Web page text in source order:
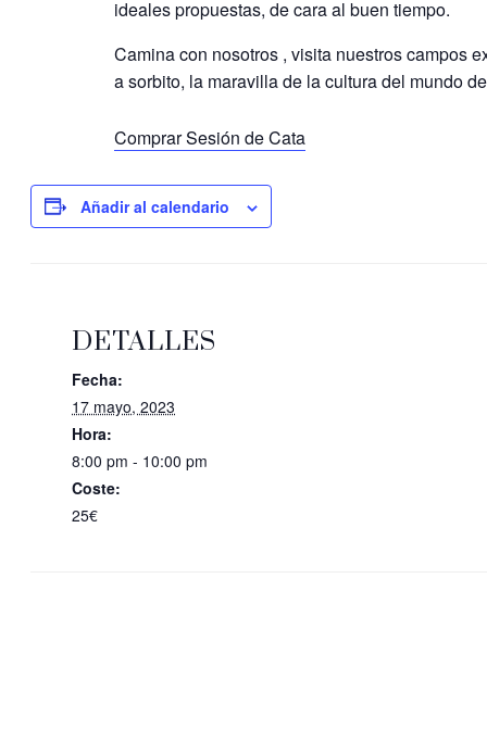
ideales propuestas, de cara al buen tiempo.
Camina con nosotros , visita nuestros campos
a sorbito, la maravilla de la cultura del mundo
Comprar Sesión de Cata
Añadir al calendario
DETALLES
Fecha:
17 mayo, 2023
Hora:
8:00 pm - 10:00 pm
Coste:
25€